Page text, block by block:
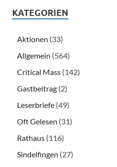
KATEGORIEN
Aktionen (33)
Allgemein (564)
Critical Mass (142)
Gastbeitrag (2)
Leserbriefe (49)
Oft Gelesen (31)
Rathaus (116)
Sindelfingen (27)